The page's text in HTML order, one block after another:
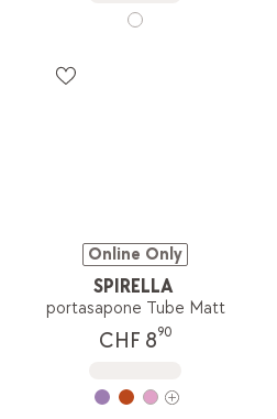
Online Only
SPIRELLA
portasapone Tube Matt
CHF 890